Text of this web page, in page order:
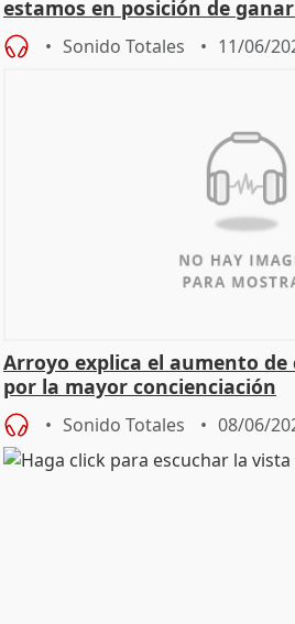
estamos en posición de
Sonido Totales 11/06/
Arroyo explica el aumento de
por la mayor concienciación
Sonido Totales 08/06/